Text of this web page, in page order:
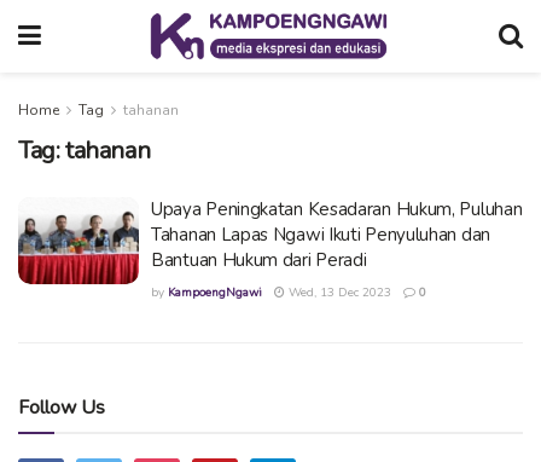
Home Tag tahanan
Tag:tahanan
Upaya Peningkatan Kesadaran Hukum, Puluhan
Tahanan Lapas Ngawi Ikuti Penyuluhan dan
Bantuan Hukum dari Peradi
by KampoengNgawi Wed, 13 Dec 2023 0
Follow Us